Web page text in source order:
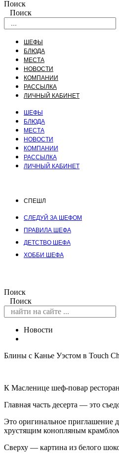
Поиск
Поиск
ШЕФЫ
БЛЮДА
МЕСТА
НОВОСТИ
КОМПАНИИ
РАССЫЛКА
ЛИЧНЫЙ КАБИНЕТ
ШЕФЫ
БЛЮДА
МЕСТА
НОВОСТИ
КОМПАНИИ
РАССЫЛКА
ЛИЧНЫЙ КАБИНЕТ
СПЕШЛ
СЛЕДУЙ ЗА ШЕФОМ
ПРАВИЛА ШЕФА
ДЕТСТВО ШЕФА
ХОББИ ШЕФА
Поиск
Поиск
Новости
Блины с Канье Уэстом в Touch
К Масленице шеф-повар
Главная часть десерта — это
Это оригинальное приглашение
хрустящим конопляным
Сверху — картина из белого